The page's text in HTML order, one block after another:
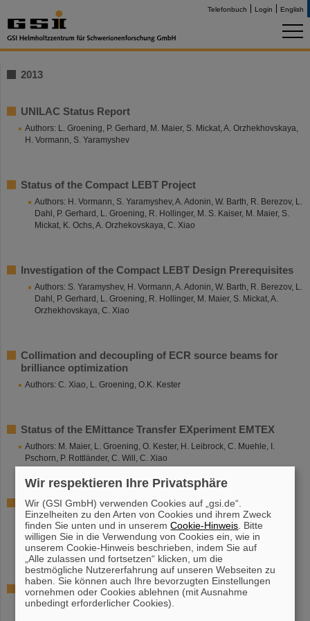
Telefonbuch Login English
2013
UNILAC Status Report
Authors: L. Groening, P. Gerhard, M. Maier, S. Mickat, A. Orzhekhovskaya,
H. Vormann, S. Yaramyshev
Status of the Compact LEBT Project
Authors: H. Vormann, S. Yaramyshev, A. Adonin, W. Barth, R. Berezov, L.
Dahl, P. Gerhard, L. Groening, R. Hollinger, M. S. Kaiser, M. Maier, S.
Mickat, K. Ochs, A. Orzhekovskaya, C. Xiao
Investigation of the Compact LEBT Design Prerequisites
Authors: S. Yaramyshev, H. Vormann, A. Adonin, W. Barth, R. Berezov, L.
Dahl, P. Gerhard, L. Groening, R. Hollinger, M. Maier, S. Mickat, A.
Orzhekhovskaya, C. Xiao
Collimation and decoupling of ECR source beams for
brilliance optimization
Authors: C. Xiao, L. Groening, O.K. Kester
Status of the EMittance Transfer EXperiment EMTEX
Authors: M. Maier, L. Groening, O. Kester, H. Leibrock, C. Muehle, I.
Pschorn, P. Rottländer, C. Will, C. Xiao
Upgrade preparation for the 1.4 MeV/u gas stripper
system for FAIR
Authors: E. Jäger, P. Scharrer, A. Yakushev, Ch. E. Düllmann, J.
Khuyagbaatar, J. Krier, K.P. Horn, L. Groening, M. Bevcic, W. Barth
Thermal Simulations of Thin Solid Carbon Foils for
Charge Stripping of High Current Uranium Ion Beams at
Wir respektieren Ihre Privatsphäre
Wir (GSI GmbH) verwenden Cookies auf „gsi.de“.
Einzelheiten zu den Arten von Cookies und ihrem Zweck
finden Sie unten und in unseremCookie-Hinweis . Bitte
willigen Sie in die Verwendung von Cookies ein, wie in
unserem Cookie-Hinweis beschrieben, indem Sie auf
„Alle zulassen und fortsetzen“ klicken, um die
bestmögliche Nutzererfahrung auf unseren Webseiten zu
haben. Sie können auch Ihre bevorzugten Einstellungen
vornehmen oder Cookies ablehnen (mit Ausnahme
unbedingt erforderlicher Cookies).